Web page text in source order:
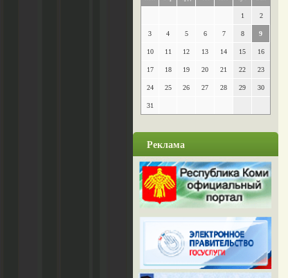
1 2
3 4 5 6 7 8 9
10 11 12 13 14 15 16
17 18 19 20 21 22 23
24 25 26 27 28 29 30
31
Реклама